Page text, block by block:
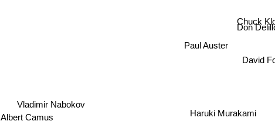
Chuck
Don
David
Haruki Murakami
Paul Auster
Vladimir Nabokov
Albert Camus